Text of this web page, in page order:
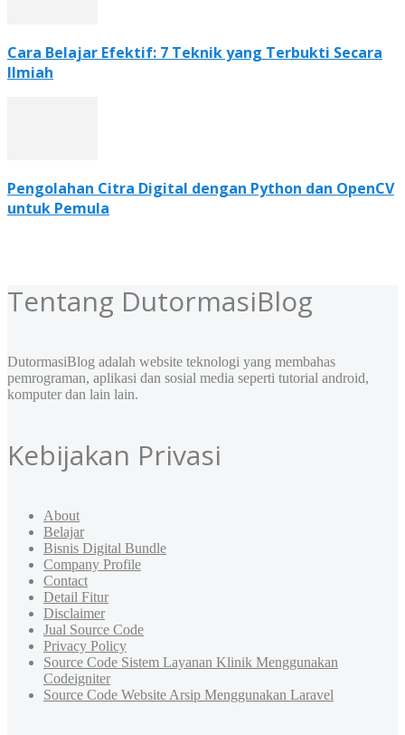
Cara Belajar Efektif: 7 Teknik yang Terbukti Secara
Ilmiah
Pengolahan Citra Digital dengan Python dan OpenCV
untuk Pemula
Tentang DutormasiBlog
DutormasiBlog adalah website teknologi yang membahas
pemrograman, aplikasi dan sosial media seperti tutorial android,
komputer dan lain lain.
Kebijakan Privasi
About
Belajar
Bisnis Digital Bundle
Company Profile
Contact
Detail Fitur
Disclaimer
Jual Source Code
Privacy Policy
Source Code Sistem Layanan Klinik Menggunakan
Codeigniter
Source Code Website Arsip Menggunakan Laravel